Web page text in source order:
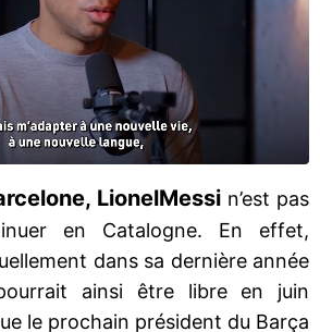
LionelMessi n’est pas
en Catalogne. En effet,
dans sa dernière année
ainsi être libre en juin
le prochain président du Barça